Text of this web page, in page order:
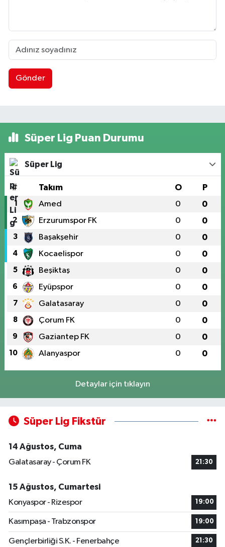
Gönder
Süper Lig Puan Durumu
Süper Lig
# Takım O P
1 Amed 0 0
2 Erzurumspor FK 0 0
3 Başakşehir 0 0
4 Kocaelispor 0 0
5 Beşiktaş 0 0
6 Eyüpspor 0 0
7 Galatasaray 0 0
8 Çorum FK 0 0
9 Gaziantep FK 0 0
10 Alanyaspor 0 0
Detaylar için tıklayın
Süper Lig Fikstür
14 Ağustos, Cuma
Galatasaray - Çorum FK
21:30
15 Ağustos, Cumartesi
Konyaspor - Rizespor
19:00
Kasımpaşa - Trabzonspor 19:00
Gençlerbirliği S.K. - Fenerbahçe 21:30